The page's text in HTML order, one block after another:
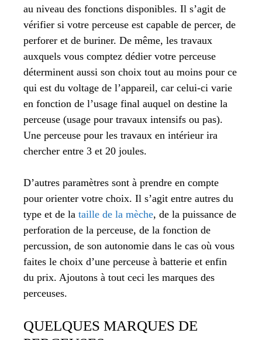
au niveau des fonctions disponibles. Il s’agit de
vérifier si votre perceuse est capable de percer, de
perforer et de buriner. De même, les travaux
auxquels vous comptez dédier votre perceuse
déterminent aussi son choix tout au moins pour ce
qui est du voltage de l’appareil, car celui-ci varie
en fonction de l’usage final auquel on destine la
perceuse (usage pour travaux intensifs ou pas).
Une perceuse pour les travaux en intérieur ira
chercher entre 3 et 20 joules.
D’autres paramètres sont à prendre en compte
pour orienter votre choix. Il s’agit entre autres du
type et de la taille de la mèche, de la puissance de
perforation de la perceuse, de la fonction de
percussion, de son autonomie dans le cas où vous
faites le choix d’une perceuse à batterie et enfin
du prix. Ajoutons à tout ceci les marques des
perceuses.
QUELQUES MARQUES DE